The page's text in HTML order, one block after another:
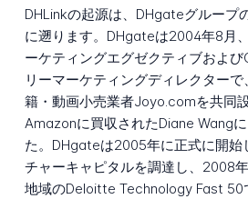
DHLinkの起源は、DHgateグループ
に遡ります。DHgateは2004年8月
ーケティングエグゼクティブおよ
リーマーケティングディレクター
籍・動画小売業者Joyo.comを共同
Amazonに買収されたDiane Wang
た。DHgateは2005年に正式に開始
チャーキャピタルを調達し、2008
地域のDeloitte Technology Fast 50